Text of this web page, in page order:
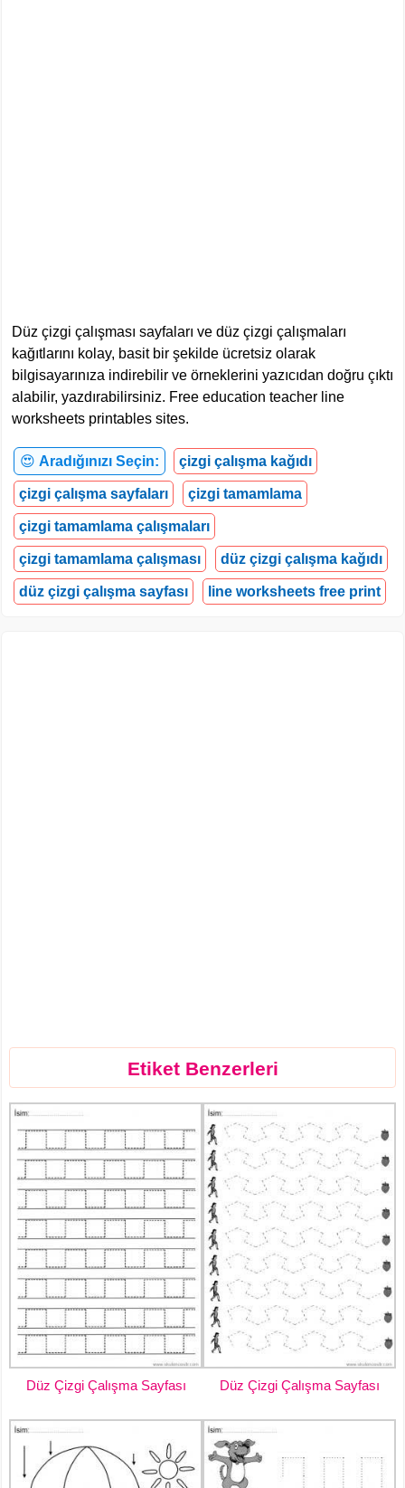
Düz çizgi çalışması sayfaları ve düz çizgi çalışmaları
kağıtlarını kolay, basit bir şekilde ücretsiz olarak
bilgisayarınıza indirebilir ve örneklerini yazıcıdan doğru çıktı
alabilir, yazdırabilirsiniz. Free education teacher line
worksheets printables sites.
😍 Aradığınızı Seçin: çizgi çalışma kağıdı
çizgi çalışma sayfaları çizgi tamamlama
çizgi tamamlama çalışmaları
çizgi tamamlama çalışması düz çizgi çalışma kağıdı
düz çizgi çalışma sayfası line worksheets free print
Etiket Benzerleri
Düz Çizgi Çalışma Sayfası Düz Çizgi Çalışma Sayfası